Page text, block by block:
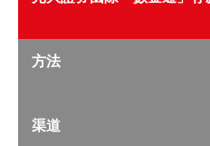
衍生產品知識
虛擬資產知識
方法
渠道